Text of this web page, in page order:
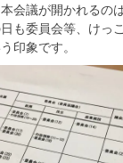
会議が開かれるの
も委員会等、けっ
印象です。